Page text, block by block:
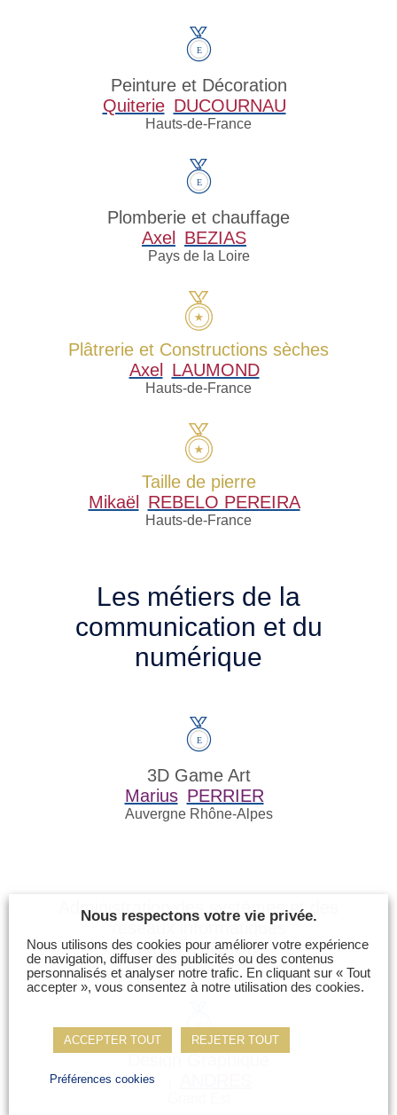
Peinture et Décoration
Quiterie DUCOURNAU
Hauts-de-France
Plomberie et chauffage
Axel BEZIAS
Pays de la Loire
Plâtrerie et Constructions sèches
Axel LAUMOND
Hauts-de-France
Taille de pierre
Mikaël REBELO PEREIRA
Hauts-de-France
Les métiers de la
communication et du
numérique
3D Game Art
Marius PERRIER
Auvergne Rhône-Alpes
Administration des systèmes et des
réseaux informatiques
Dorian GIRAUD
Pays de la Loire
Design Graphique
Mya
Nous respectons votre vie privée.
Nous utilisons des cookies pour améliorer votre expérience
de navigation, diffuser des publicités ou des contenus
personnalisés et analyser notre trafic. En cliquant sur « Tout
accepter », vous consentez à notre utilisation des cookies.
ACCEPTER TOUT REJETER TOUT
Préférences cookies